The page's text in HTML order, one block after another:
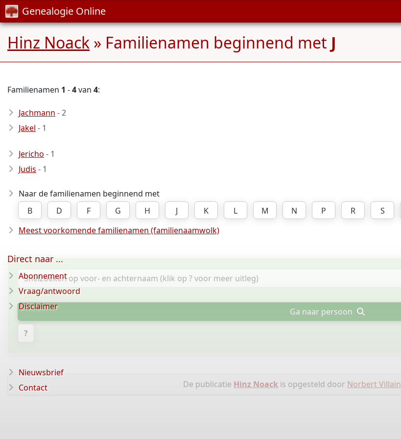
Genealogie Online
Hinz Noack » Familienamen beginnend met J
Familienamen 1 -4van 4:
Jachmann - 2
Jakel - 1
Jericho - 1
Judis - 1
Naar de familienamen beginnend met
B
D F G H J K L M N P R S
Meest voorkomende familienamen (familienaamwolk)
Ga naar persoon
?
De publicatie Hinz Noack is opgesteld door Norbert Villain
Direct naar ...
Abonnement
Vraag/antwoord
Disclaimer
Nieuwsbrief
Contact